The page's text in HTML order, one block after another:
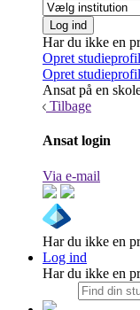
Har du ikke en
Opret studieprofil
Opret studieprofil
Ansat på en
Tilbage
Ansat login
Via e-mail
Har du ikke en
Log ind
Har du ikke en